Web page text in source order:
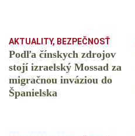
AKTUALITY, BEZPEČNOSŤ
Podľa čínskych zdrojov
stojí izraelský Mossad za
migračnou inváziou do
Španielska